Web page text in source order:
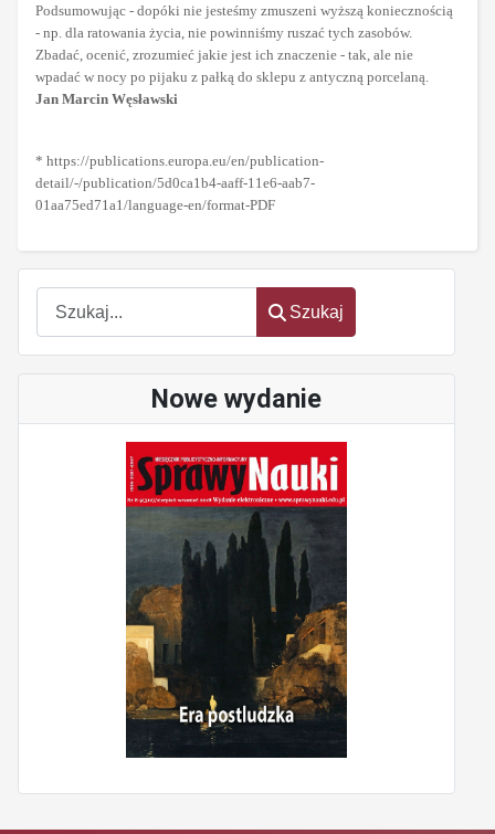
Szukaj
Szukaj
Nowe wydanie
Podsumowując - dopóki nie jesteśmy zmuszeni wyższą koniecznością
- np. dla ratowania życia, nie powinniśmy ruszać tych zasobów.
Zbadać, ocenić, zrozumieć jakie jest ich znaczenie - tak, ale nie
wpadać w nocy po pijaku z pałką do sklepu z antyczną porcelaną.
Jan Marcin Węsławski
* https://publications.europa.eu/en/publication-
detail/-/publication/5d0ca1b4-aaff-11e6-aab7-
01aa75ed71a1/language-en/format-PDF